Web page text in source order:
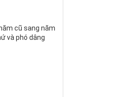
cũ sang năm
và phó dâng